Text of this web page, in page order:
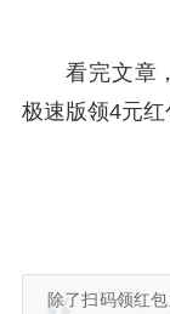
看完文章
极速版领4元红
除了扫码领红